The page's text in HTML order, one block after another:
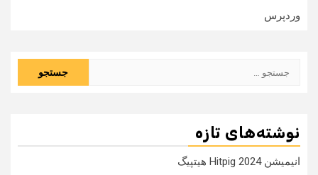
وردپرس
نوشته‌های تازه
انیمیشن Hitpig 2024 هیتپیگ